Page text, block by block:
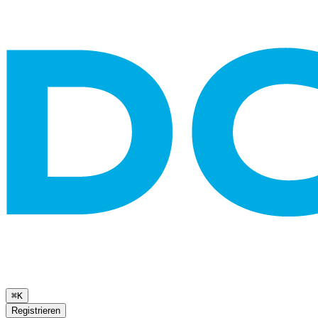
⌘K
Registrieren